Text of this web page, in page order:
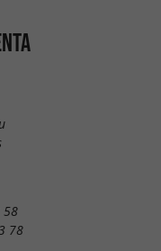
58
78